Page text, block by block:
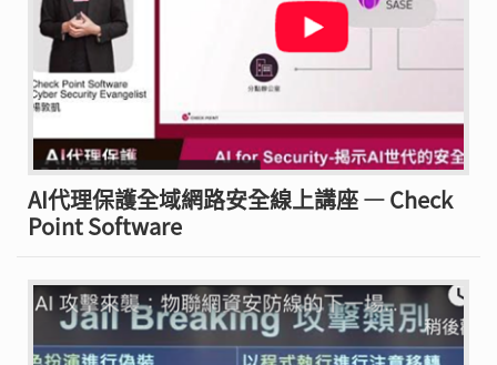
AI代理保護全域網路安全線上講座 — Check
Point Software